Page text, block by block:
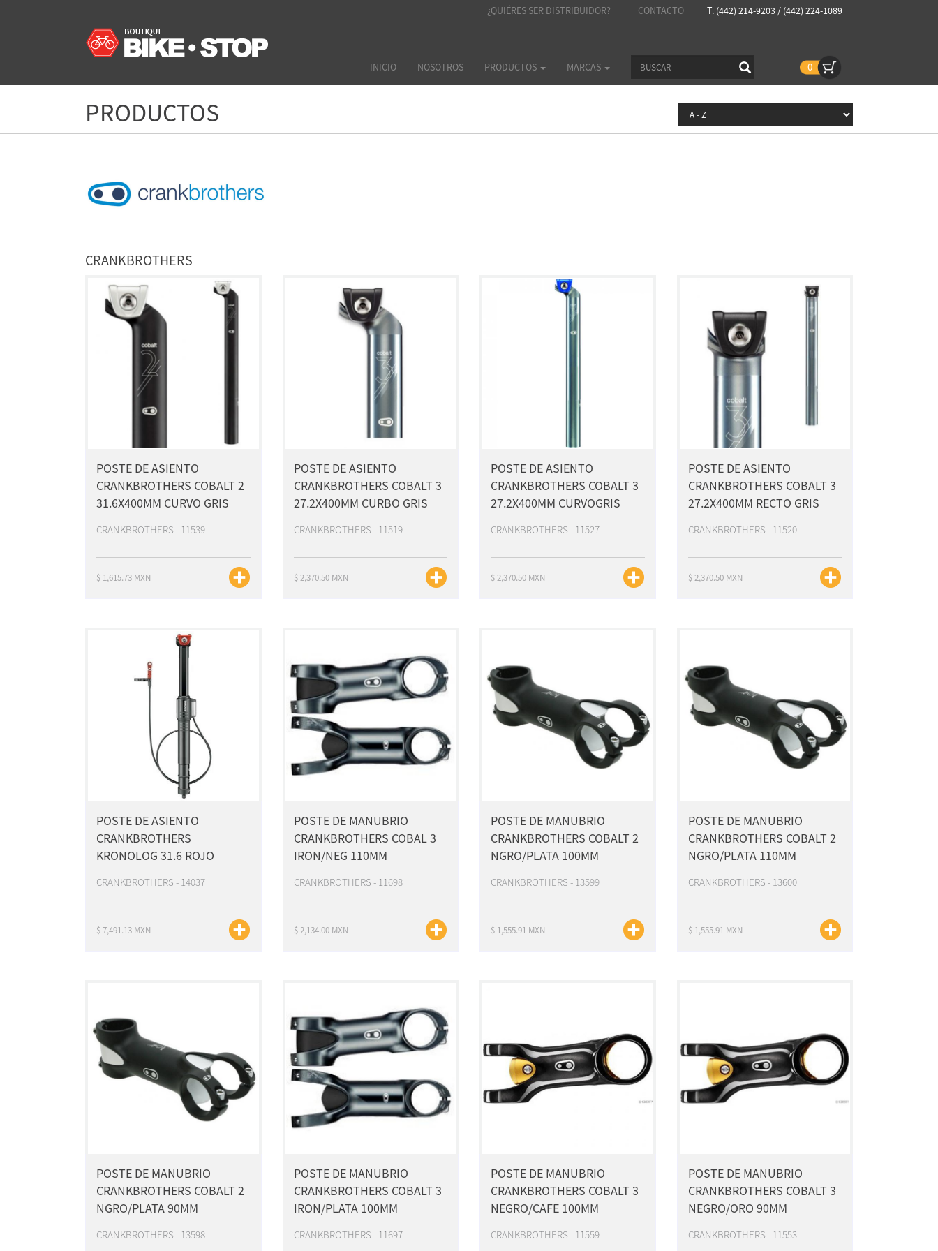
¿QUIÉRES SER DISTRIBUIDOR? CONTACTO T. (442) 214-9203 / (442) 224-1089
INICIO NOSOTROS PRODUCTOS MARCAS 0
PRODUCTOS
CRANKBROTHERS
POSTE DE ASIENTO
CRANKBROTHERS COBALT 2
31.6X400MM CURVO GRIS
CRANKBROTHERS - 11539
$ 1,615.73 MXN
POSTE DE ASIENTO
CRANKBROTHERS COBALT 3
27.2X400MM CURBO GRIS
CRANKBROTHERS - 11519
$ 2,370.50 MXN
POSTE DE ASIENTO
CRANKBROTHERS COBALT 3
27.2X400MM CURVOGRIS
CRANKBROTHERS - 11527
$ 2,370.50 MXN
POSTE DE ASIENTO
CRANKBROTHERS COBALT 3
27.2X400MM RECTO GRIS
CRANKBROTHERS - 11520
$ 2,370.50 MXN
POSTE DE ASIENTO
CRANKBROTHERS
KRONOLOG 31.6 ROJO
CRANKBROTHERS - 14037
$ 7,491.13 MXN
POSTE DE MANUBRIO
CRANKBROTHERS COBAL 3
IRON/NEG 110MM
CRANKBROTHERS - 11698
$ 2,134.00 MXN
POSTE DE MANUBRIO
CRANKBROTHERS COBALT 2
NGRO/PLATA 100MM
CRANKBROTHERS - 13599
$ 1,555.91 MXN
POSTE DE MANUBRIO
CRANKBROTHERS COBALT 2
NGRO/PLATA 110MM
CRANKBROTHERS - 13600
$ 1,555.91 MXN
POSTE DE MANUBRIO
CRANKBROTHERS COBALT 2
NGRO/PLATA 90MM
CRANKBROTHERS - 13598
POSTE DE MANUBRIO
CRANKBROTHERS COBALT 3
IRON/PLATA 100MM
CRANKBROTHERS - 11697
POSTE DE MANUBRIO
CRANKBROTHERS COBALT 3
NEGRO/CAFE 100MM
CRANKBROTHERS - 11559
POSTE DE MANUBRIO
CRANKBROTHERS COBALT 3
NEGRO/ORO 90MM
CRANKBROTHERS - 11553